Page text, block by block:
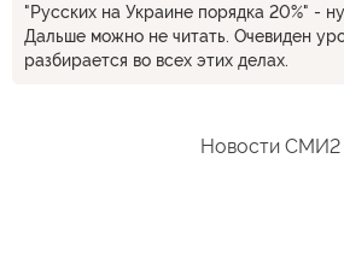
"Русских на Украине порядка 20%" -
Дальше можно не читать. Очевиден
разбирается во всех этих делах.
Новости СМИ2